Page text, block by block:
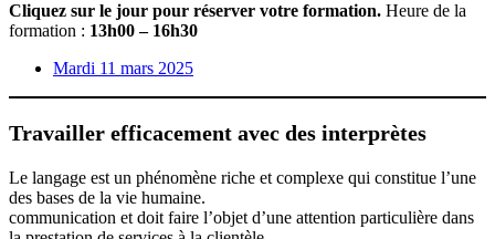
Cliquez sur le jour pour réserver votre formation. Heure de la
formation : 13h00 – 16h30
Mardi 11 mars 2025
Travailler efficacement avec des interprètes
Le langage est un phénomène riche et complexe qui constitue l’une
des bases de la vie humaine.
communication et doit faire l’objet d’une attention particulière dans